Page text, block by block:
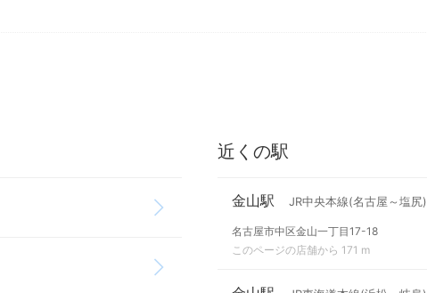
近くの駅
金山駅 JR中央本線(名古屋～塩尻)
名古屋市中区金山一丁目17-18
このページの店舗から 171 m